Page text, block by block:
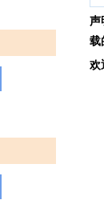
声
载
欢